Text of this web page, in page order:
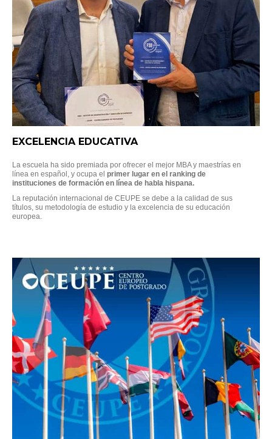
EXCELENCIA EDUCATIVA
La escuela ha sido premiada por ofrecer el mejor MBA y maestrías en
línea en español, y ocupa el primer lugar en el ranking de
instituciones de formación en línea de habla hispana.
La reputación internacional de CEUPE se debe a la calidad de sus
títulos, su metodología de estudio y la excelencia de su educación
europea.